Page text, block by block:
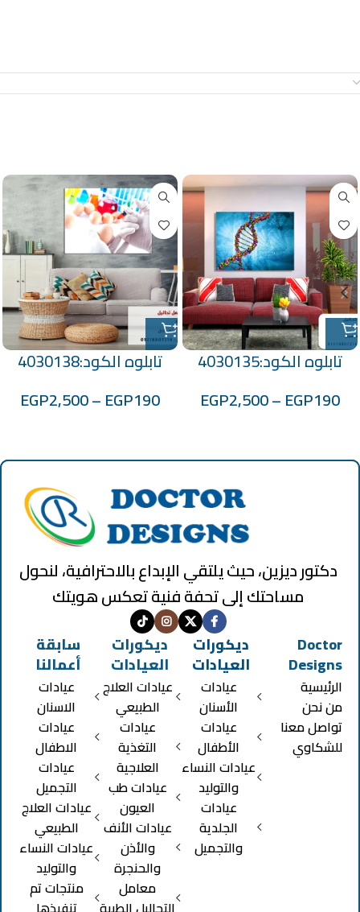
تابلوه الكود:4030135
EGP190
–
EGP2,500
تابلوه الكود:4030138
EGP190
–
EGP2,500
دكتور ديزين، حيث يلتقي الإبداع بالاحترافية، لنحول
مساحتك إلى تحفة فنية تعكس هويتك
Doctor
Designs
الرئيسية
من نحن
تواصل معنا
للشكاوي
ديكورات
العيادات
عيادات
الأسنان
عيادات
الأطفال
عيادات النساء
والتوليد
عيادات
الجلدية
والتجميل
ديكورات
العيادات
عيادات العلاج
الطبيعي
عيادات
التغذية
العلاجية
عيادات طب
العيون
عيادات الأنف
والأذن
والحنجرة
معامل
سابقة
أعمالنا
عيادات
الاسنان
عيادات
الاطفال
عيادات
التجميل
عيادات العلاج
الطبيعي
عيادات النساء
والتوليد
منتجات تم